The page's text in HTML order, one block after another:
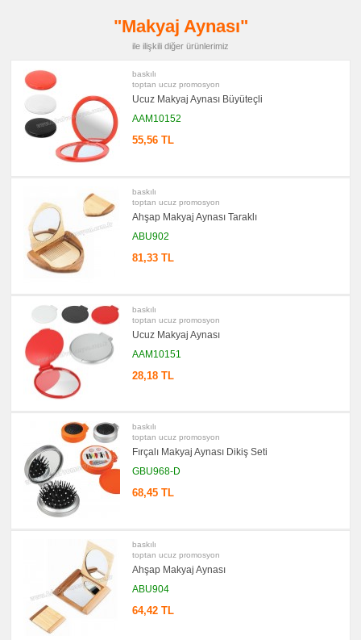
"Makyaj Aynası"
ile ilişkili diğer ürünlerimiz
baskılı
toptan ucuz promosyon
Ucuz Makyaj Aynası Büyüteçli
AAM10152
55,56 TL
baskılı
toptan ucuz promosyon
Ahşap Makyaj Aynası Taraklı
ABU902
81,33 TL
baskılı
toptan ucuz promosyon
Ucuz Makyaj Aynası
AAM10151
28,18 TL
baskılı
toptan ucuz promosyon
Fırçalı Makyaj Aynası Dikiş Seti
GBU968-D
68,45 TL
baskılı
toptan ucuz promosyon
Ahşap Makyaj Aynası
ABU904
64,42 TL
promosyon
Takvim
&
Bloknot
promosyon
Bardak
Altlığı
Para
Evrak
Çantası
&
Sekreter
Bloknot
promosyon
Masa
Sümen
Takımı
promosyon
Yapışkan
Notluk
Seti
Not
Tutucu
promosyon
Bilgisayar
Aksesuarları
promosyon
Diğer
Ürünler